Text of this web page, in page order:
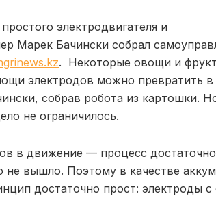
электродвигателя и
Марек Бачински собрал
. Некоторые овощи и
электродов можно превратить в
собрав робота из картошки.
не ограничилось.
в движение — процесс
вышло. Поэтому в качестве
достаточно прост: электроды